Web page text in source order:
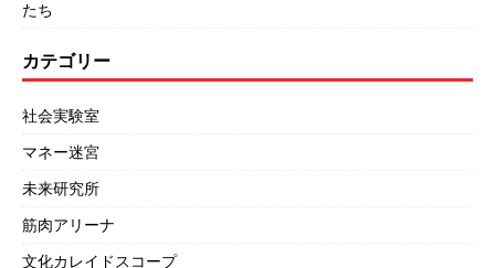
たち
カテゴリー
社会実験室
マネー迷宮
未来研究所
筋肉アリーナ
文化カレイドスコープ